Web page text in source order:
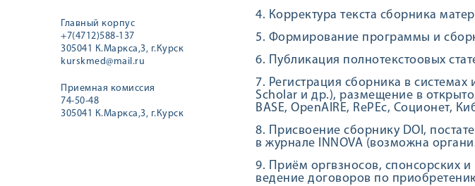
Главный корпус
+7(4712)588-137
305041 К.Маркса,3, г.Курск
kurskmed@mail.ru
Приемная комиссия
74-50-48
305041 К.Маркса,3, г.Курск
4. Корректура текста сборника
5. Формирование программы и
6. Публикация полнотекстоовых
7. Регистрация сборника в
Scholar и др.), размещение в
BASE, OpenAIRE, RePEc, Соционет,
8. Присвоение сборнику DOI,
в журнале INNOVA (возможна
9. Приём оргвзносов, спонсорских
ведение договоров по